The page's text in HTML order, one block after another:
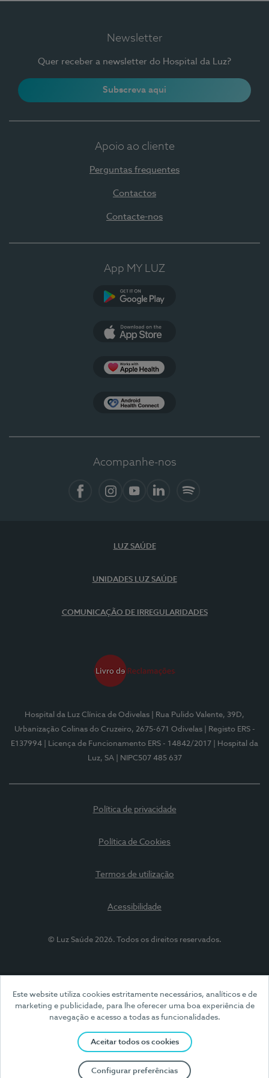
Este website utiliza cookies estritamente necessários, analíticos e de
marketing e publicidade, para lhe oferecer uma boa experiência de
navegação e acesso a todas as funcionalidades.
Aceitar todos os cookies
Configurar preferências
Newsletter
Quer receber a newsletter do Hospital da Luz?
Subscreva aqui
Apoio ao cliente
Perguntas frequentes
Contactos
Contacte-nos
App MY LUZ
Acompanhe-nos
LUZ SAÚDE
UNIDADES LUZ SAÚDE
COMUNICAÇÃO DE IRREGULARIDADES
Hospital da Luz Clínica de Odivelas
| Rua Pulido Valente, 39D,
Urbanização Colinas do Cruzeiro, 2675-671 Odivelas
| Registo ERS -
E137994
| Licença de Funcionamento ERS - 14842/2017
| Hospital da
Luz, SA
| NIPC507 485 637
Política de privacidade
Política de Cookies
Termos de utilização
Acessibilidade
© Luz Saúde 2026. Todos os direitos reservados.